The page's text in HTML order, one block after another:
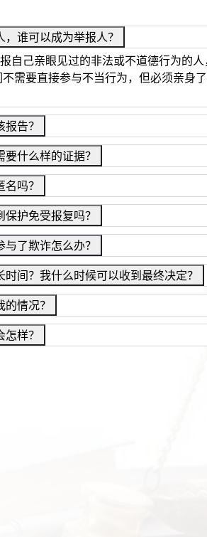
谁可以成为举报人？
自己亲眼见过的非法或不道德行为的
需要直接参与不当行为，但必须亲身
告？
什么样的证据？
吗？
护免受报复吗？
了欺诈怎么办？
时间？我什么时候可以收到最终决定？
情况？
样？